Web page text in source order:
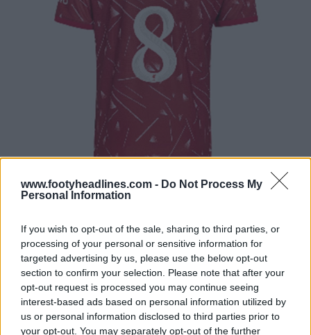
www.footyheadlines.com - Do Not Process My
Personal Information
If you wish to opt-out of the sale, sharing to third parties, or
processing of your personal or sensitive information for
targeted advertising by us, please use the below opt-out
section to confirm your selection. Please note that after your
opt-out request is processed you may continue seeing
interest-based ads based on personal information utilized by
us or personal information disclosed to third parties prior to
your opt-out. You may separately opt-out of the further